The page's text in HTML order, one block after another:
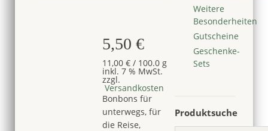
5,50€
11,00€ / 100.0 g
inkl. 7 % MwSt.
zzgl.
Versandkosten
Bonbons für
unterwegs, für
die Reise,
Weitere
Besonderheiten
Gutscheine
Geschenke-
Sets
Produktsuche